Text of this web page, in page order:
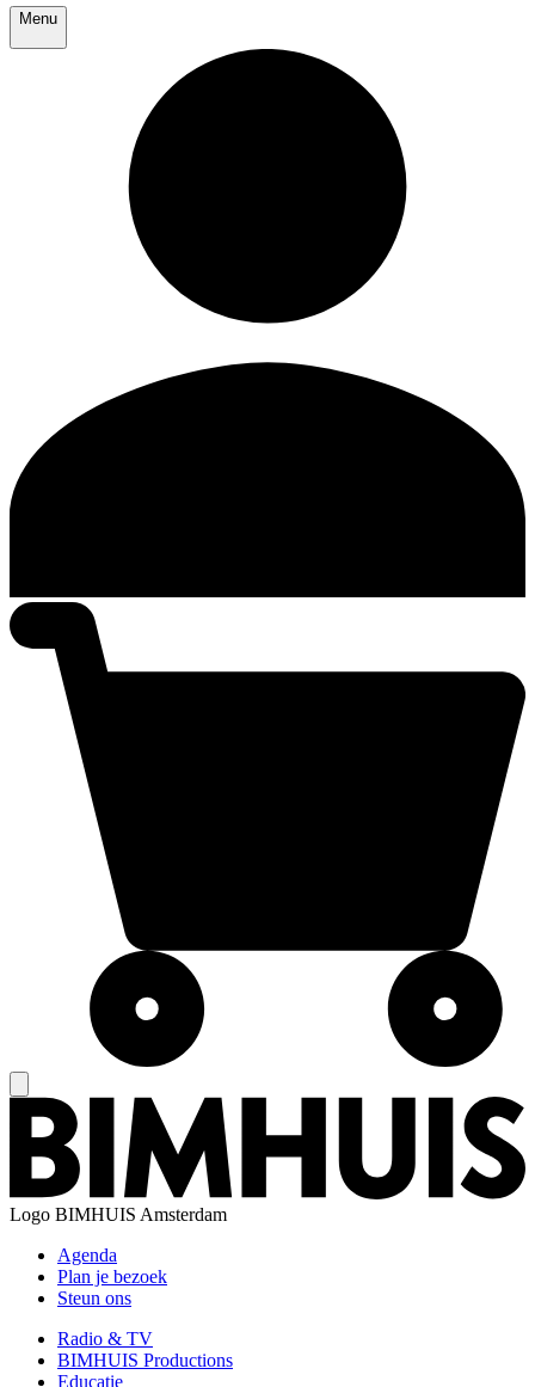
Menu
Logo BIMHUIS Amsterdam
Agenda
Plan je bezoek
Steun ons
Radio & TV
BIMHUIS Productions
Educatie